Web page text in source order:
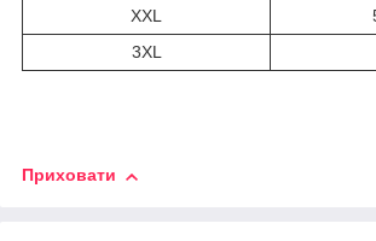
XXL
3XL
Приховати